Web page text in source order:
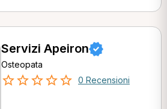
Servizi Apeiron
Osteopata
0 Recensioni